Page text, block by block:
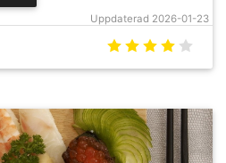
Uppdaterad 2026-01-23